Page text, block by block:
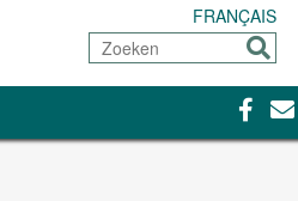
FRANÇAIS
Zoeken
Sturen